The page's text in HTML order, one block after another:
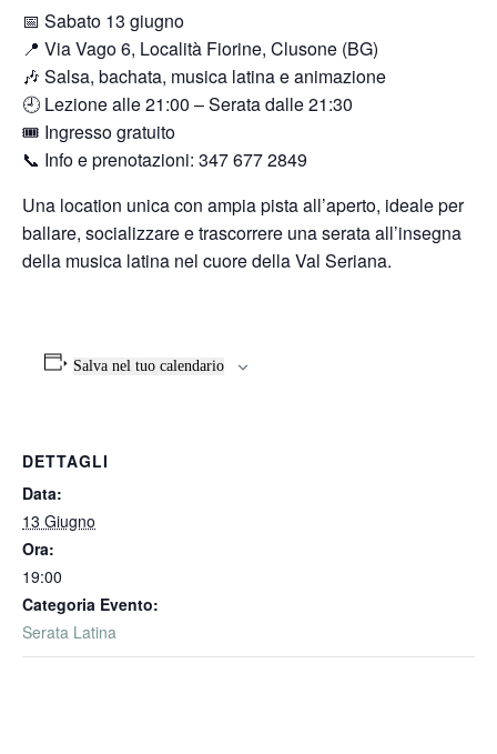
📅 Sabato 13 giugno
📍 Via Vago 6, Località Fiorine, Clusone (BG)
🎶 Salsa, bachata, musica latina e animazione
🕘 Lezione alle 21:00 – Serata dalle 21:30
🎟️ Ingresso gratuito
📞 Info e prenotazioni: 347 677 2849
Una location unica con ampia pista all’aperto, ideale per
ballare, socializzare e trascorrere una serata all’insegna
della musica latina nel cuore della Val Seriana.
Salva nel tuo calendario
DETTAGLI
Data:
13 Giugno
Ora:
19:00
Categoria Evento:
Serata Latina